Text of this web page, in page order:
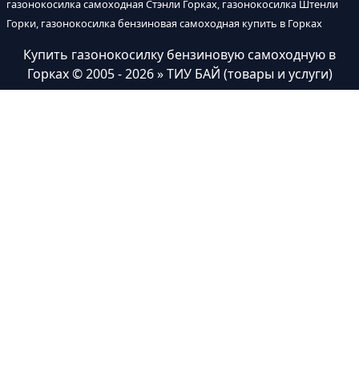
газонокосилка самоходная Стэнли Горках, газонокосилка Штенли
Горки, газонокосилка бензиновая самоходная купить в Горках
Купить газонокосилку бензиновую самоходную в
Горках© 2005 - 2026 » ТИУ БАЙ (товары и услуги)